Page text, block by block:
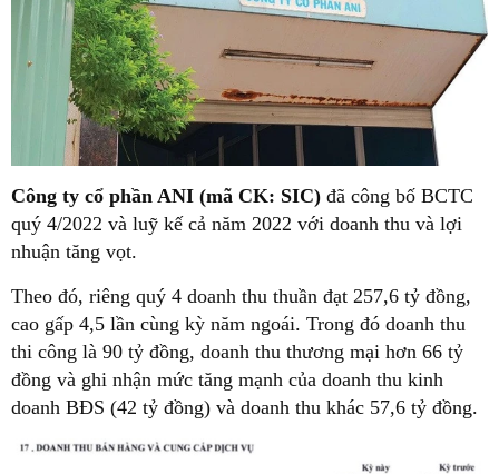
Công ty cổ phần ANI (mã CK: SIC) đã công bố BCTC
quý 4/2022 và luỹ kế cả năm 2022 với doanh thu và lợi
nhuận tăng vọt.
Theo đó, riêng quý 4 doanh thu thuần đạt 257,6 tỷ đồng,
cao gấp 4,5 lần cùng kỳ năm ngoái. Trong đó doanh thu
thi công là 90 tỷ đồng, doanh thu thương mại hơn 66 tỷ
đồng và ghi nhận mức tăng mạnh của doanh thu kinh
doanh BĐS (42 tỷ đồng) và doanh thu khác 57,6 tỷ đồng.